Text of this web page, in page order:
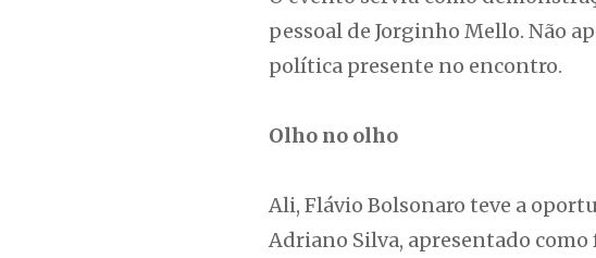
pessoal de Jorginho Mello. Não
política presente no encontro.
Olho no olho
Ali, Flávio Bolsonaro teve a
Adriano Silva, apresentado